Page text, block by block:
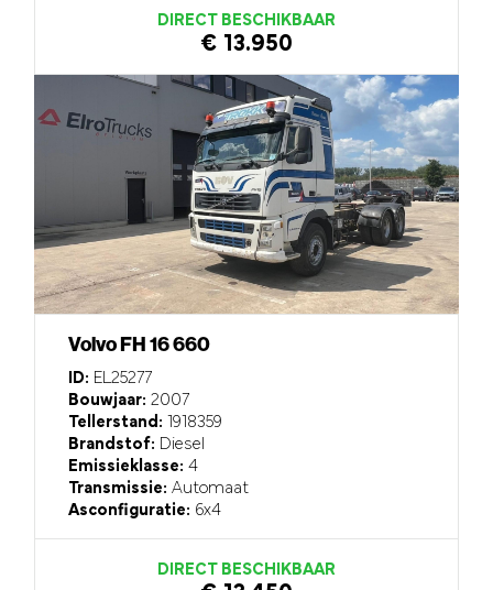
DIRECT BESCHIKBAAR
€ 13.950
Volvo FH 16 660
ID: EL25277
Bouwjaar: 2007
Tellerstand: 1918359
Brandstof: Diesel
Emissieklasse: 4
Transmissie: Automaat
Asconfiguratie: 6x4
DIRECT BESCHIKBAAR